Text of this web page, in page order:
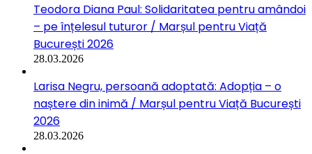
Teodora Diana Paul: Solidaritatea pentru amândoi
– pe înțelesul tuturor / Marșul pentru Viață
București 2026
28.03.2026
Larisa Negru, persoană adoptată: Adopția – o
naștere din inimă / Marșul pentru Viață București
2026
28.03.2026